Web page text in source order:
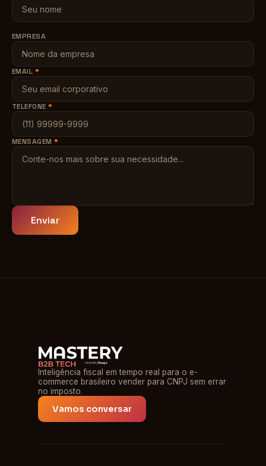
EMPRESA
EMAIL *
TELEFONE*
MENSAGEM*
Enviar
Inteligência fiscal em tempo real para o e-
commerce brasileiro vender para CNPJ sem errar
no imposto.
Vamos conversar